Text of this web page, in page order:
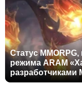
Статус
режима ARAM
разработчиками